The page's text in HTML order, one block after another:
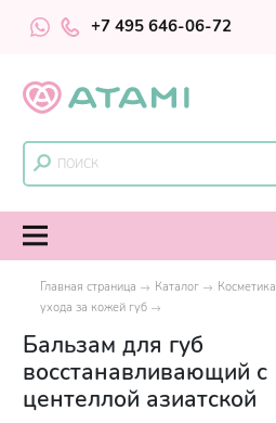
+7 495 646-06-72
Главная страница Каталог
ухода за кожей губ
Бальзам для губ
восстанавливающий с
центеллой азиатской